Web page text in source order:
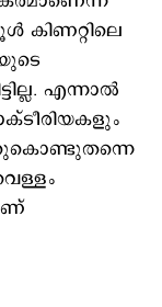
കിണറ്റിലെ
എന്നാൽ